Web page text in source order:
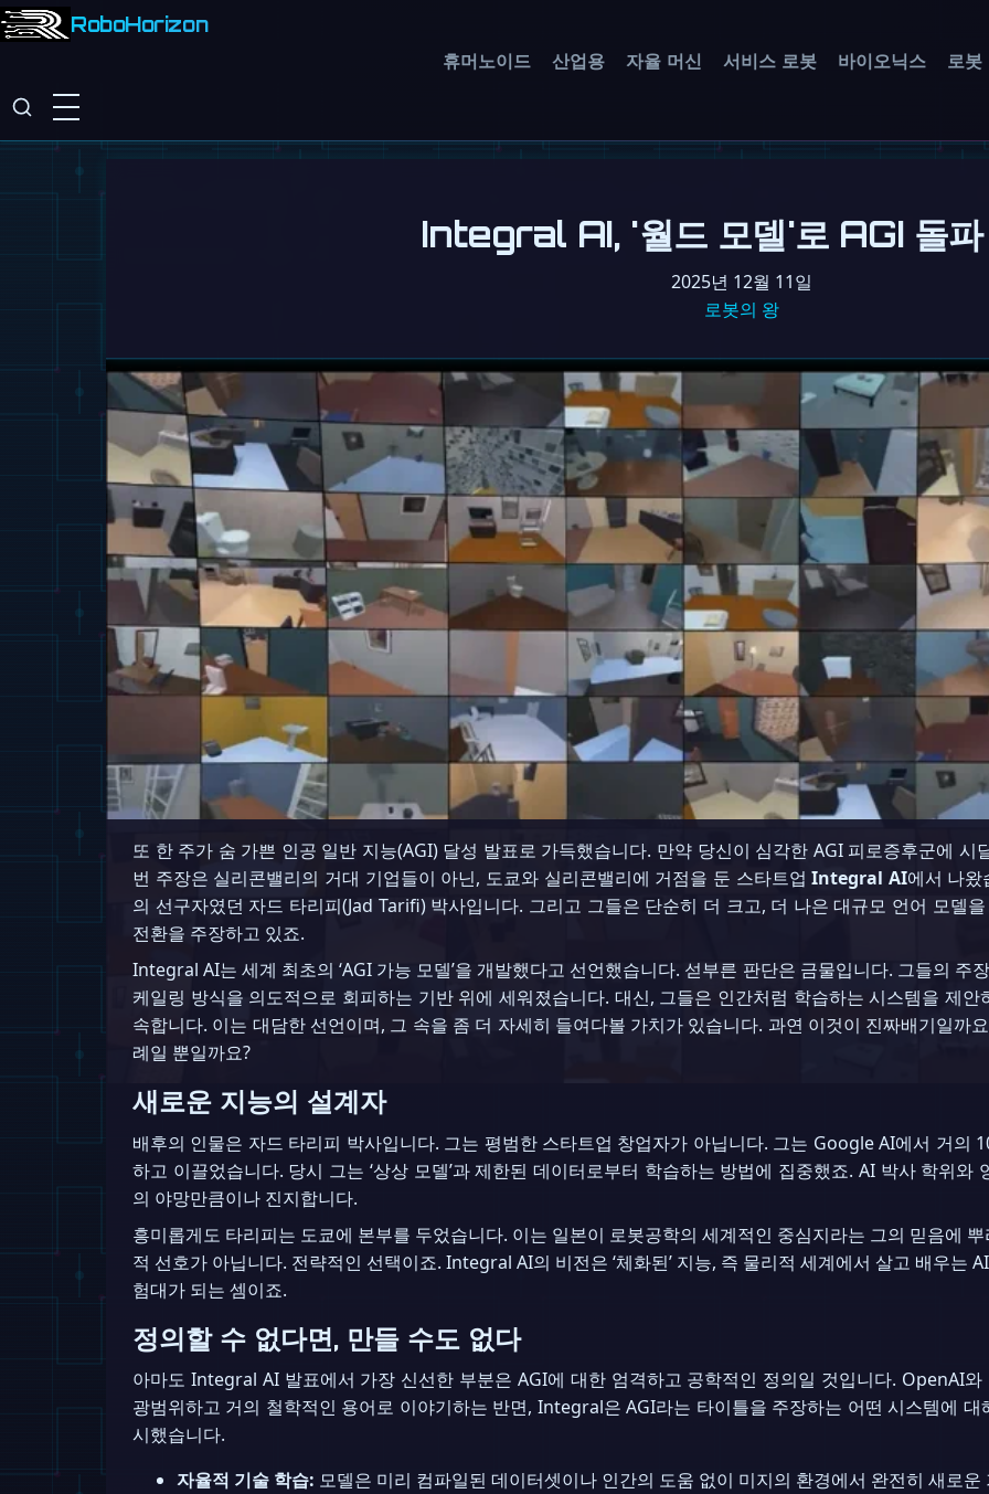
RoboHorizon
휴머노이드 산업용 자율 머신 서비스 로봇 바이오닉스 로봇
Integral AI, '월드 모델'로 AGI 돌파
2025년 12월 11일
로봇의 왕
또 한 주가 숨 가쁜 인공 일반 지능(AGI) 달성 발표로 가득했습니다. 만약 당신이 심각한 AGI 피로증후군에
번 주장은 실리콘밸리의 거대 기업들이 아닌, 도쿄와 실리콘밸리에 거점을 둔 스타트업Integral AI에서 나
의 선구자였던 자드 타리피(Jad Tarifi) 박사입니다. 그리고 그들은 단순히 더 크고, 더 나은 대규모 언어 모델
전환을 주장하고 있죠.
Integral AI는 세계 최초의 ‘AGI 가능 모델’을 개발했다고 선언했습니다. 섣부른 판단은 금물입니다. 그들의 주
케일링 방식을 의도적으로 회피하는 기반 위에 세워졌습니다. 대신, 그들은 인간처럼 학습하는 시스템을 제
속합니다. 이는 대담한 선언이며, 그 속을 좀 더 자세히 들여다볼 가치가 있습니다. 과연 이것이 진짜배기일까
례일 뿐일까요?
새로운 지능의 설계자
배후의 인물은 자드 타리피 박사입니다. 그는 평범한 스타트업 창업자가 아닙니다. 그는 Google AI에서 거의
하고 이끌었습니다. 당시 그는 ‘상상 모델’과 제한된 데이터로부터 학습하는 방법에 집중했죠. AI 박사 학위
의 야망만큼이나 진지합니다.
흥미롭게도 타리피는 도쿄에 본부를 두었습니다. 이는 일본이 로봇공학의 세계적인 중심지라는 그의 믿음에
적 선호가 아닙니다. 전략적인 선택이죠. Integral AI의 비전은 ‘체화된’ 지능, 즉 물리적 세계에서 살고 배우는
험대가 되는 셈이죠.
정의할 수 없다면, 만들 수도 없다
아마도 Integral AI 발표에서 가장 신선한 부분은 AGI에 대한 엄격하고 공학적인 정의일 것입니다. OpenAI
광범위하고 거의 철학적인 용어로 이야기하는 반면, Integral은 AGI라는 타이틀을 주장하는 어떤 시스템에
시했습니다.
자율적 기술 학습: 모델은 미리 컴파일된 데이터셋이나 인간의 도움 없이 미지의 환경에서 완전히 새로